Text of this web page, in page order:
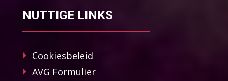
NUTTIGE LINKS
Cookiesbeleid
AVG Formulier